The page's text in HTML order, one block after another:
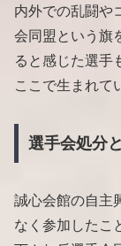
内外での乱闘や
会同盟という旗
ると感じた選手
ここで生まれて
選手会処分
誠心会館の自主
なく参加したこ